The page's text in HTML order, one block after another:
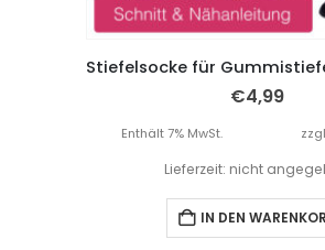
€4,99
Enthält 7% MwSt.
Lieferzeit: nicht
IN DEN